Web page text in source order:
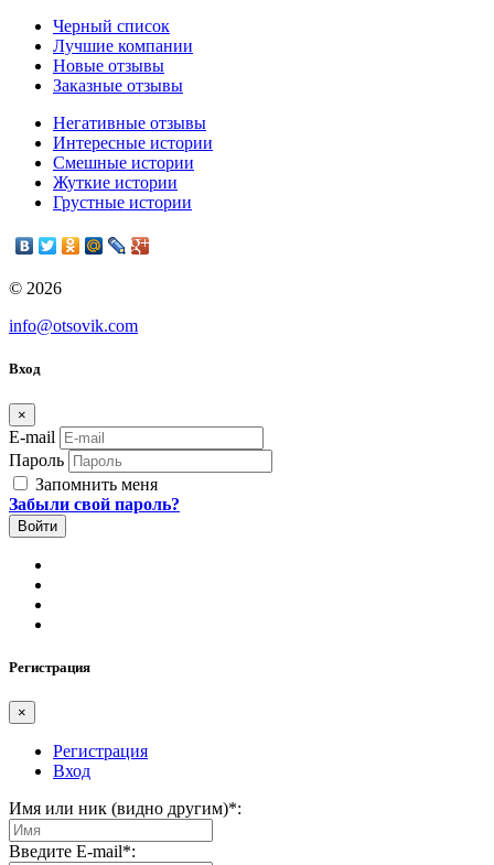
Черный список
Лучшие компании
Новые отзывы
Заказные отзывы
Негативные отзывы
Интересные истории
Смешные истории
Жуткие истории
Грустные истории
© 2026
info@otsovik.com
Вход
×
E-mail
Пароль
Запомнить меня
Забыли свой пароль?
Регистрация
×
Регистрация
Вход
Имя или ник (видно другим)*:
Введите E-mail*: